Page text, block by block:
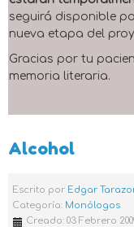
seguirá disponible
nueva etapa del
Gracias por tu
memoria literaria.
Alcohol
Escrito por Edgar
Categoría: Monólogos
Creado: 03 Febrero